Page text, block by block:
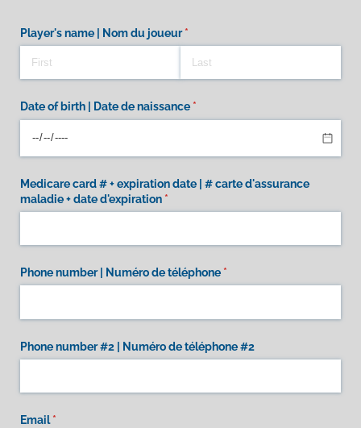
Player's name | Nom du joueur *
(required)
Date of birth | Date de naissance *(required)
Medicare card # + expiration date | # carte d'assurance
maladie + date d'expiration *(required)
Phone number | Numéro de téléphone *(required)
Phone number #2 | Numéro de téléphone #2
Email *
(required)